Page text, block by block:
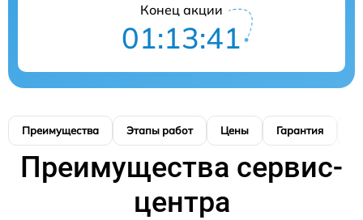
Конец акции
01:13:41
Преимущества Этапы работ Цены Гарантия
Преимущества сервис-
центра